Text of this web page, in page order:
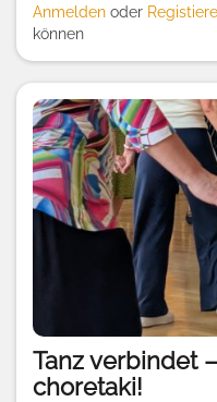
Anmelden oder
können
Tanz verbindet
choretaki!